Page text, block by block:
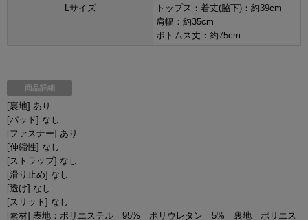
Lサイズ
トップス：着丈(脇下)：約39cm
肩幅：約35cm
ボトムス丈：約75cm
商品詳細
[裏地] あり
[パッド] なし
[ファスナー] あり
[伸縮性] なし
[ストラップ] なし
[滑り止め] なし
[透け] なし
[スリット] なし
[素材] 表地：ポリエステル 95% ポリウレタン 5% 裏地 ポリエス